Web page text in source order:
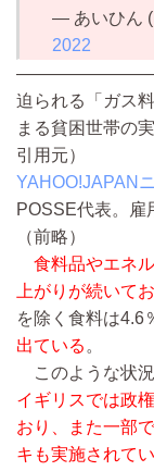
— あいひん
2022
迫られる「ガス
まる貧困世帯の
引用元）
YAHOO!JAPAN
POSSE代表。雇
（前略）
食料品やエネ
上がりが続いて
を除く食料は4.6
出ている 。
このような状況
イギリスでは政
おり、また一部
キも実施されてい